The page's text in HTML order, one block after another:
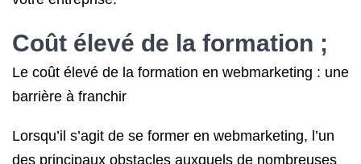
Coût élevé de la formation ;
Le coût élevé de la formation en webmarketing : une
barrière à franchir
Lorsqu’il s’agit de se former en webmarketing, l’un
des principaux obstacles auxquels de nombreuses